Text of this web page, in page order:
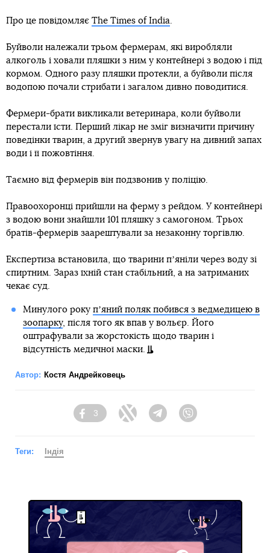
Про це повідомляє The Times of India.
Буйволи належали трьом фермерам, які виробляли
алкоголь і ховали пляшки з ним у контейнері з водою і під
кормом. Одного разу пляшки протекли, а буйволи після
водопою почали стрибати і загалом дивно поводитися.
Фермери-брати викликали ветеринара, коли буйволи
перестали їсти. Перший лікар не зміг визначити причину
поведінки тварин, а другий звернув увагу на дивний запах
води і її пожовтіння.
Таємно від фермерів він подзвонив у поліцію.
Правоохоронці прийшли на ферму з рейдом. У контейнері
з водою вони знайшли 101 пляшку з самогоном. Трьох
братів-фермерів заарештували за незаконну торгівлю.
Експертиза встановила, що тварини пʼяніли через воду зі
спиртним. Зараз їхній стан стабільний, а на затриманих
чекає суд.
Минулого року пʼяний поляк побився з ведмедицею в
зоопарку, після того як впав у вольєр. Його
оштрафували за жорстокість щодо тварин і
відсутність медичної маски.
Автор: Костя Андрейковець
Facebook
3
Twitter Telegram
Теги: Індія